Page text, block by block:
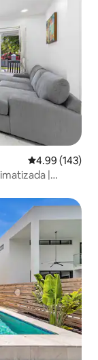
Calificación
4.99 (143)
|